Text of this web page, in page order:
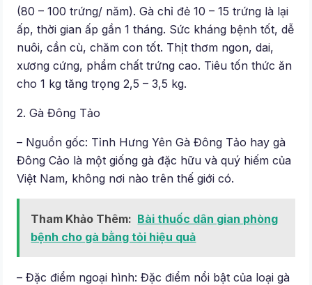
(80 – 100 trứng/ năm). Gà chỉ đẻ 10 – 15 trứng là lại
ấp, thời gian ấp gần 1 tháng. Sức kháng bệnh tốt, dễ
nuôi, cần cù, chăm con tốt. Thịt thơm ngon, dai,
xương cứng, phẩm chất trứng cao. Tiêu tốn thức ăn
cho 1 kg tăng trọng 2,5 – 3,5 kg.
2. Gà Đông Tảo
– Nguồn gốc: Tỉnh Hưng Yên Gà Đông Tảo hay gà
Đông Cảo là một giống gà đặc hữu và quý hiếm của
Việt Nam, không nơi nào trên thế giới có.
Tham Khảo Thêm: Bài thuốc dân gian phòng
bệnh cho gà bằng tỏi hiệu quả
– Đặc điểm ngoại hình: Đặc điểm nổi bật của loại gà